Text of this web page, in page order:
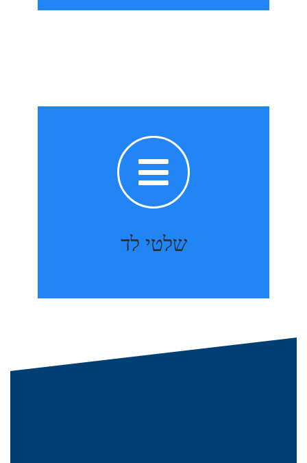
שלטי לד
חברת FITV מספקת שלטי לד למגוון רחב של
התקנה, ויצירת סרט תדמיתי שיווקי מקצועי
קבלו הצעה מפורטת